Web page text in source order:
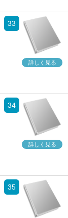
33
詳しく見る
34
詳しく見る
35